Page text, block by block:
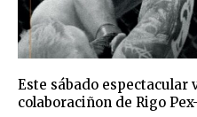
Este sábado espectacular
colaboraciñon de Rigo